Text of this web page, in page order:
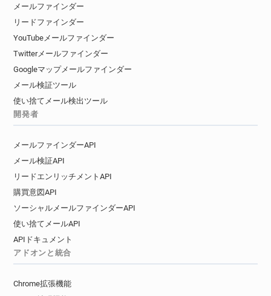
メールファインダー
リードファインダー
YouTubeメールファインダー
Twitterメールファインダー
Googleマップメールファインダー
メール検証ツール
使い捨てメール検出ツール
開発者
メールファインダーAPI
メール検証API
リードエンリッチメントAPI
購買意図API
ソーシャルメールファインダーAPI
使い捨てメールAPI
APIドキュメント
アドオンと統合
Chrome拡張機能